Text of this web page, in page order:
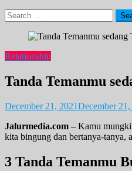
Search
for:
Relationship
Tanda Temanmu
December 21, 2021December 21,
Jalurmedia.com – Kamu
kita bingung dan bertanya-tanya,
3 Tanda Temanmu